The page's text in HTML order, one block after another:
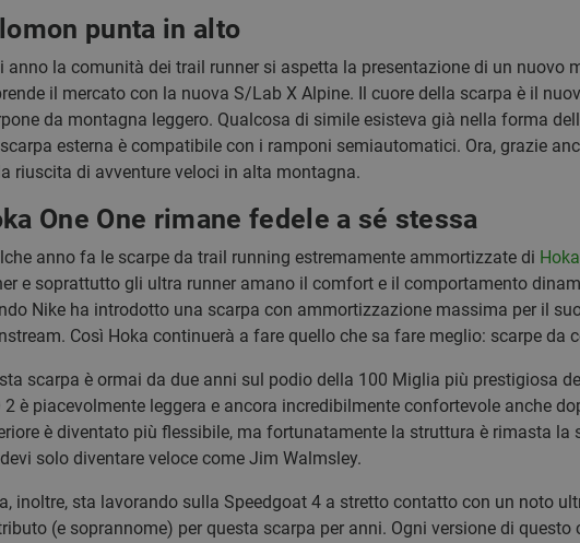
punta in alto
anno la comunità dei trail runner si aspetta la presentazione di un nuovo
il mercato con la nuova S/Lab X Alpine. Il cuore della scarpa è il
da montagna leggero. Qualcosa di simile esisteva già nella forma
esterna è compatibile con i ramponi semiautomatici. Ora, grazie
riuscita di avventure veloci in alta montagna.
One One rimane fedele a sé stessa
anno fa le scarpe da trail running estremamente ammortizzate di Hoka
e soprattutto gli ultra runner amano il comfort e il comportamento
Nike ha introdotto una scarpa con ammortizzazione massima per il
Così Hoka continuerà a fare quello che sa fare meglio: scarpe da
scarpa è ormai da due anni sul podio della 100 Miglia più prestigiosa
2 è piacevolmente leggera e ancora incredibilmente confortevole anche
è diventato più flessibile, ma fortunatamente la struttura è rimasta la
solo diventare veloce come Jim Walmsley.
inoltre, sta lavorando sulla Speedgoat 4 a stretto contatto con un noto
(e soprannome) per questa scarpa per anni. Ogni versione di